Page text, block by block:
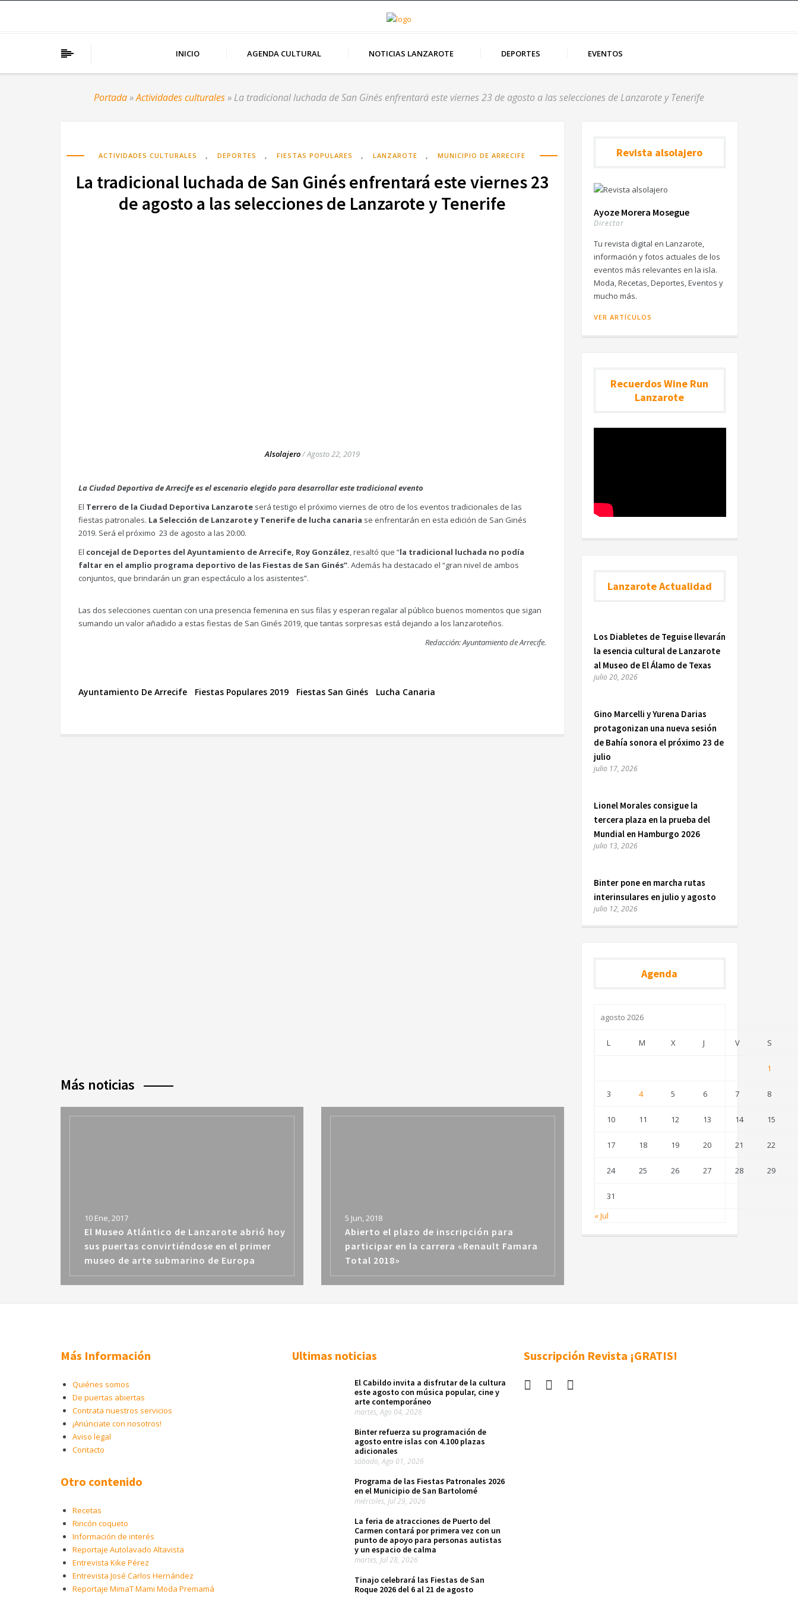
INICIO AGENDA CULTURAL NOTICIAS LANZAROTE DEPORTES EVENTOS
Portada»Actividades culturales» La tradicional luchada de San Ginés enfrentará este viernes 23 de agosto a las selecciones de Lanzarote y Tenerife
ACTIVIDADES CULTURALES , DEPORTES , FIESTAS POPULARES , LANZAROTE , MUNICIPIO DE ARRECIFE
La tradicional luchada de San Ginés enfrentará este viernes 23
de agosto a las selecciones de Lanzarote y Tenerife
Alsolajero/Agosto 22, 2019
La Ciudad Deportiva de Arrecife es el escenario elegido para desarrollar este tradicional evento
El Terrero de la Ciudad Deportiva Lanzarote será testigo el próximo viernes de otro de los eventos tradicionales de las
fiestas patronales. La Selección de Lanzarote y Tenerife de lucha canaria se enfrentarán en esta edición de San Ginés
2019. Será el próximo 23 de agosto a las 20:00.
El concejal de Deportes del Ayuntamiento de Arrecife, Roy González, resaltó que “la tradicional luchada no podía
faltar en el amplio programa deportivo de las Fiestas de San Ginés”. Además ha destacado el “gran nivel de ambos
conjuntos, que brindarán un gran espectáculo a los asistentes”.
Las dos selecciones cuentan con una presencia femenina en sus filas y esperan regalar al público buenos momentos que sigan
sumando un valor añadido a estas fiestas de San Ginés 2019, que tantas sorpresas está dejando a los lanzaroteños.
Redacción: Ayuntamiento de Arrecife.
Ayuntamiento De Arrecife Fiestas Populares 2019 Fiestas San Ginés Lucha Canaria
Más noticias
10 Ene, 2017
El Museo Atlántico de Lanzarote abrió hoy
sus puertas convirtiéndose en el primer
museo de arte submarino de Europa
5 Jun, 2018
Abierto el plazo de inscripción para
participar en la carrera «Renault Famara
Total 2018»
Revista alsolajero
Ayoze Morera Mosegue
Director
Tu revista digital en Lanzarote,
información y fotos actuales de los
eventos más relevantes en la isla.
Moda, Recetas, Deportes, Eventos y
mucho más.
VER ARTÍCULOS
Recuerdos Wine Run
Lanzarote
Lanzarote Actualidad
Los Diabletes de Teguise llevarán
la esencia cultural de Lanzarote
al Museo de El Álamo de Texas
julio 20, 2026
Gino Marcelli y Yurena Darias
protagonizan una nueva sesión
de Bahía sonora el próximo 23 de
julio
julio 17, 2026
Lionel Morales consigue la
tercera plaza en la prueba del
Mundial en Hamburgo 2026
julio 13, 2026
Binter pone en marcha rutas
interinsulares en julio y agosto
julio 12, 2026
Agenda
agosto 2026
L M X J V S
1
3 4 5 6 7 8
10 11 12 13 14 15
17 18 19 20 21 22
24 25 26 27 28 29
31
« Jul
Más Información
Quiénes somos
De puertas abiertas
Contrata nuestros servicios
¡Anúnciate con nosotros!
Aviso legal
Contacto
Otro contenido
Recetas
Rincón coqueto
Información de interés
Reportaje Autolavado Altavista
Entrevista Kike Pérez
Entrevista José Carlos Hernández
Reportaje MimaT Mami Moda Premamá
Ultimas noticias
El Cabildo invita a disfrutar de la cultura
este agosto con música popular, cine y
arte contemporáneo
martes, Ago 04, 2026
Binter refuerza su programación de
agosto entre islas con 4.100 plazas
adicionales
sábado, Ago 01, 2026
Programa de las Fiestas Patronales 2026
en el Municipio de San Bartolomé
miércoles, Jul 29, 2026
La feria de atracciones de Puerto del
Carmen contará por primera vez con un
punto de apoyo para personas autistas
y un espacio de calma
martes, Jul 28, 2026
Tinajo celebrará las Fiestas de San
Roque 2026 del 6 al 21 de agosto
Suscripción Revista ¡GRATIS!